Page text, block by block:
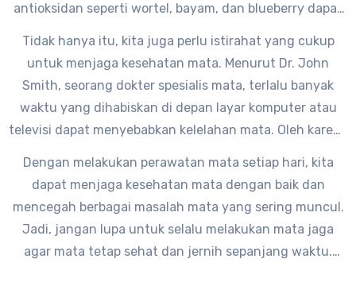
antioksidan seperti wortel, bayam, dan blueberry dapat
makanan yang kaya akan vitamin A, C, dan E juga dapat
membantu mengurangi risiko terkena penyakit mata.
Tidak hanya itu, kita juga perlu istirahat yang cukup
untuk menjaga kesehatan mata. Menurut Dr. John
Smith, seorang dokter spesialis mata, terlalu banyak
waktu yang dihabiskan di depan layar komputer atau
televisi dapat menyebabkan kelelahan mata. Oleh karena
setiap satu jam sekali dengan cara menatap ke arah
yang berbeda selama beberapa menit.
Dengan melakukan perawatan mata setiap hari, kita
dapat menjaga kesehatan mata dengan baik dan
mencegah berbagai masalah mata yang sering muncul.
Jadi, jangan lupa untuk selalu melakukan mata jaga
agar mata tetap sehat dan jernih sepanjang waktu.